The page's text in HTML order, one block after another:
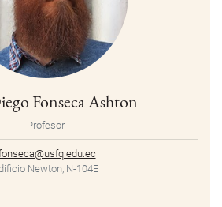
Fonseca Ashton
Profesor
Newton, N-104E